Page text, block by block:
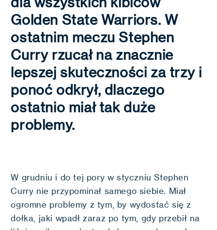
Golden State Warriors. W
ostatnim meczu Stephen
Curry rzucał na znacznie
lepszej skuteczności za trzy i
ponoć odkrył, dlaczego
ostatnio miał tak duże
problemy.
W grudniu i do tej pory w styczniu Stephen
Curry nie przypominał samego siebie. Miał
ogromne problemy z tym, by wydostać się z
dołka, jaki wpadł zaraz po tym, gdy przebił na